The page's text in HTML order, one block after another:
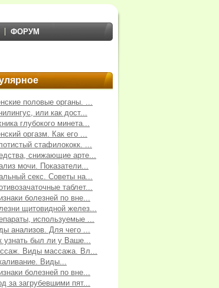
ФОРУМ
половые органы. ...
или как дост...
глубокого минета...
оргазм. Как его ...
стафилококк. ...
снижающие арте...
мочи. Показатели...
секс. Советы на...
таблет...
болезней по вне...
щитовидной желез...
используемые ...
анализов. Для чего ...
узнать был ли у Ваше...
Виды массажа. Вл...
Виды...
болезней по вне...
за загрубевшими пят...